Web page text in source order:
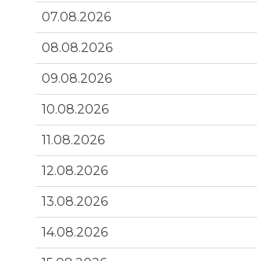
07.08.2026
08.08.2026
09.08.2026
10.08.2026
11.08.2026
12.08.2026
13.08.2026
14.08.2026